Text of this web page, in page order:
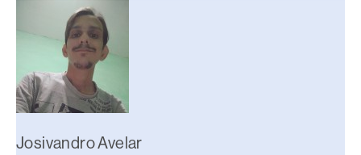
Josivandro Avelar